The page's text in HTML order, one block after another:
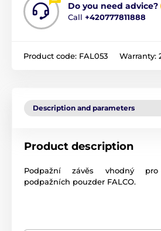
Do you need advice?
Call +420777811888
Product code: FAL053 Warranty:
Description and parameters
Product description
Podpažní závěs vhodný
podpažních pouzder FALCO.